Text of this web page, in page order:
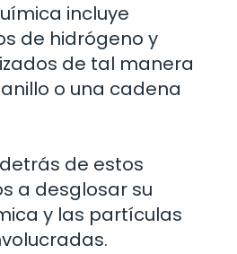
incluye
de hidrógeno y
de tal manera
o una cadena
de estos
a desglosar su
y las partículas